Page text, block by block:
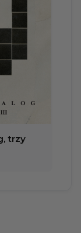
trzy